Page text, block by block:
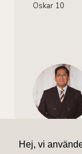
Hej, vi
Oskar 10